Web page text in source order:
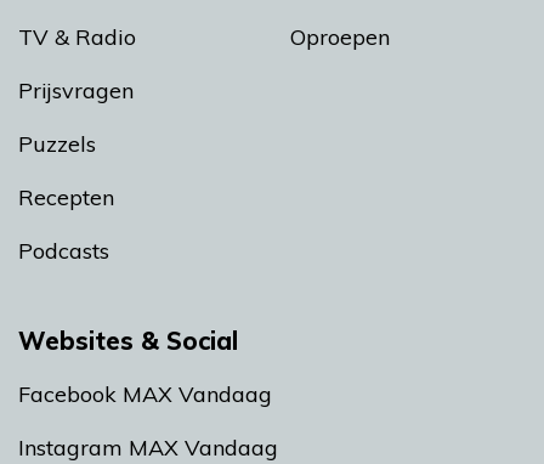
TV & Radio
Prijsvragen
Puzzels
Recepten
Podcasts
Oproepen
Websites & Social
Facebook MAX Vandaag
Instagram MAX Vandaag